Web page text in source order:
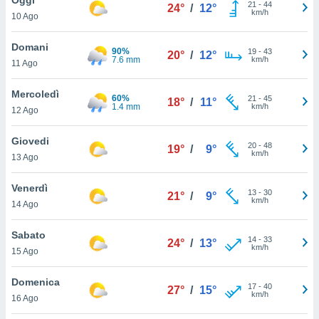
è
al sito
di
ci
di
il
un
la
nella
10 Ago
24° / 12° 21 - 44
km/h
Domani
11 Ago
90%
7.6 mm
20° / 12° 19- 43
km/h
Mercoledì
12 Ago
60%
1.4 mm
18° / 11° 21 - 45
km/h
Giovedi
13 Ago
19° / 9° 20- 48
km/h
Venerdì
14 Ago
21° / 9° 13- 30
km/h
Sabato
15 Ago
24° / 13° 14- 33
km/h
Domenica
16 Ago
27° / 15° 17- 40
km/h